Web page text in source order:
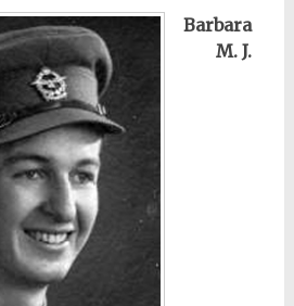
Barbara
M. J.